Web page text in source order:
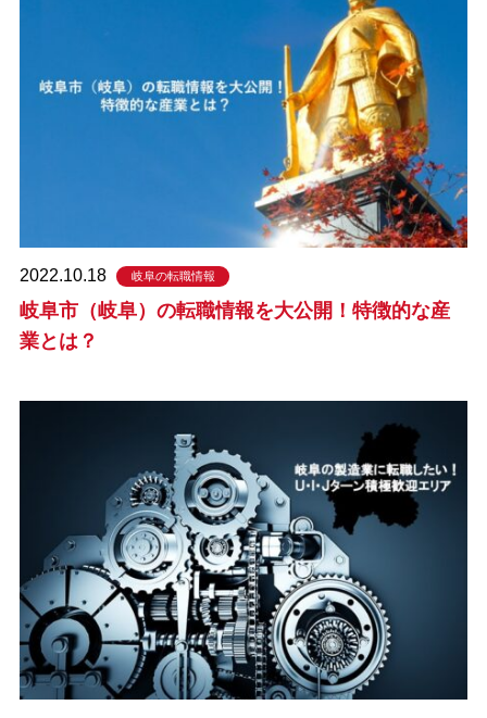
2022.10.18 岐阜の転職情報
岐阜市（岐阜）の転職情報を大公開！特徴的な産
業とは？